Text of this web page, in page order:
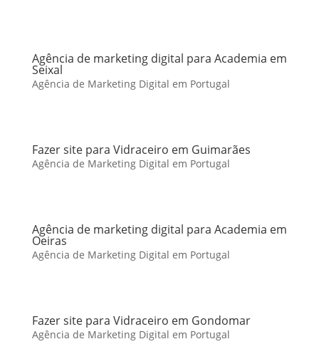
Agência de marketing digital para Academia em
Seixal
Agência de Marketing Digital em Portugal
Fazer site para Vidraceiro em Guimarães
Agência de Marketing Digital em Portugal
Agência de marketing digital para Academia em
Oeiras
Agência de Marketing Digital em Portugal
Fazer site para Vidraceiro em Gondomar
Agência de Marketing Digital em Portugal